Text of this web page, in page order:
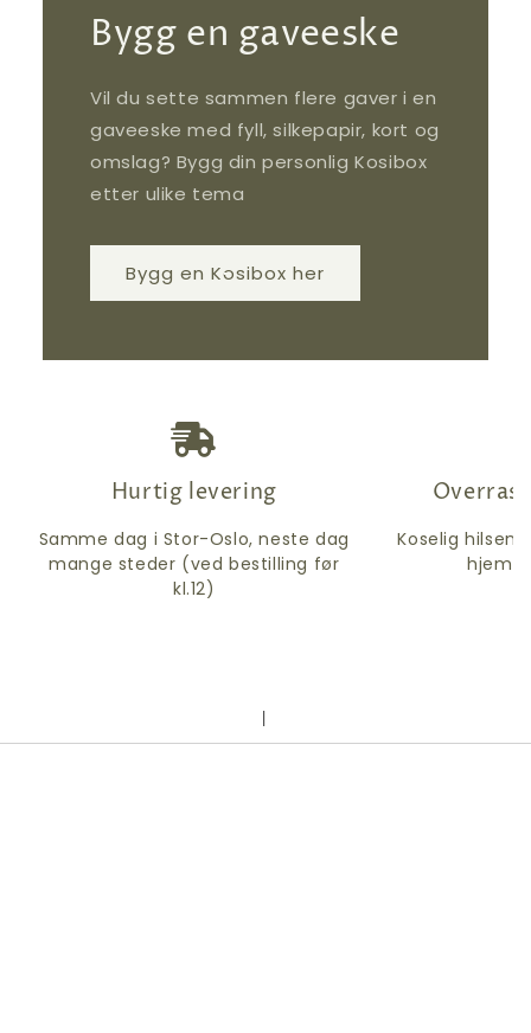
Bygg en gaveeske
Vil du sette sammen flere gaver i en
gaveeske med fyll, silkepapir, kort og
omslag? Bygg din personlig Kosibox
etter ulike tema
Bygg en Kosibox her
Hurtig levering
Samme dag i Stor-Oslo, neste dag
mange steder (ved bestilling før
kl.12)
Koselig hilsen
hjem i